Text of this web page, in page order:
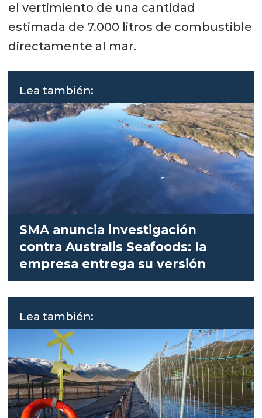
el vertimiento de una cantidad
estimada de 7.000 litros de combustible
directamente al mar.
Lea también:
SMA anuncia investigación
contra Australis Seafoods: la
empresa entrega su versión
Lea también: